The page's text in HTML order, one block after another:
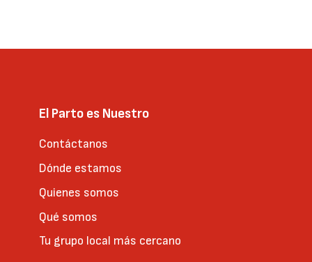
El Parto es Nuestro
Contáctanos
Dónde estamos
Quienes somos
Qué somos
Tu grupo local más cercano